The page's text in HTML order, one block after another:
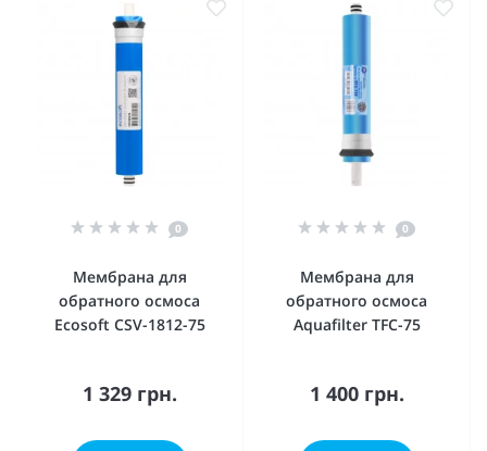
0
Мембрана для
обратного осмоса
Ecosoft CSV-1812-75
1 329 грн.
0
Мембрана для
обратного осмоса
Aquafilter TFC-75
1 400 грн.